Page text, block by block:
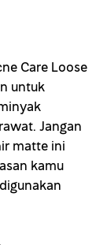
Care Loose
untuk
Jangan
matte ini
kamu